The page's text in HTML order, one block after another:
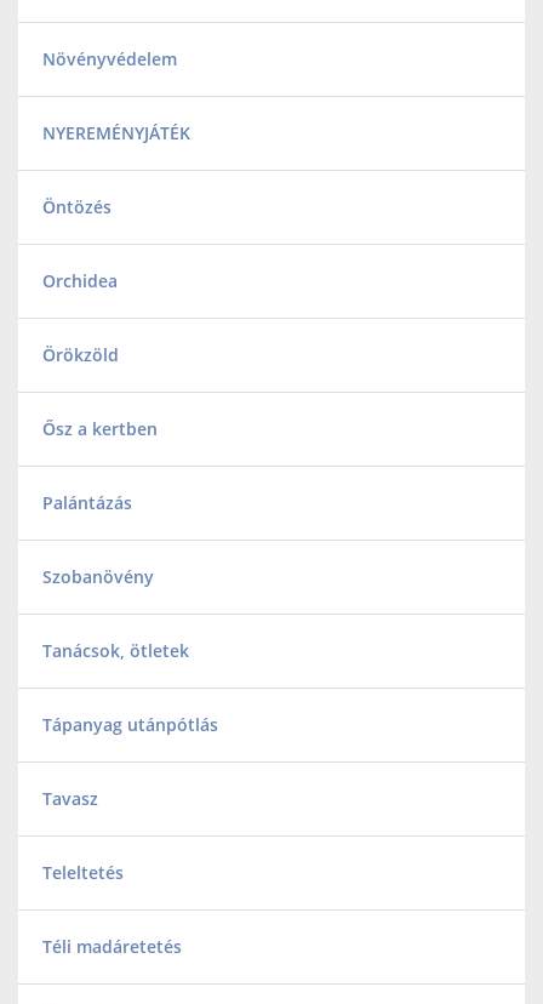
Növényvédelem
NYEREMÉNYJÁTÉK
Öntözés
Orchidea
Örökzöld
Ősz a kertben
Palántázás
Szobanövény
Tanácsok, ötletek
Tápanyag utánpótlás
Tavasz
Teleltetés
Téli madáretetés